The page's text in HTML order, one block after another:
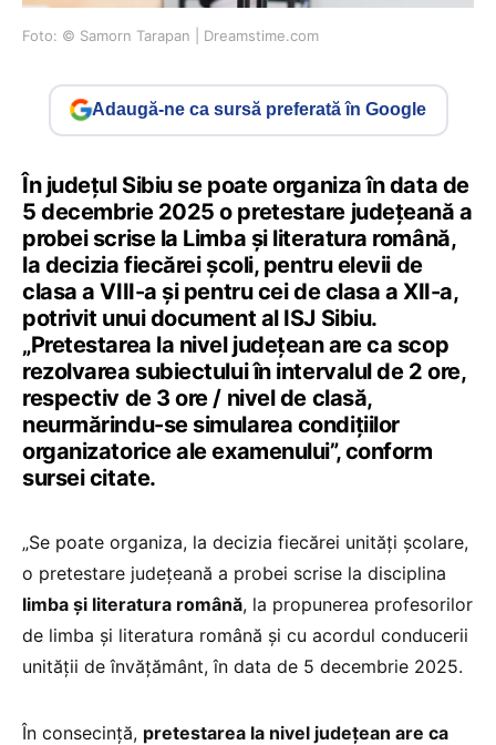
Foto: © Samorn Tarapan | Dreamstime.com
Adaugă-ne ca sursă preferată în Google
În județul Sibiu se poate organiza în data de
5 decembrie 2025 o pretestare județeană a
probei scrise la Limba și literatura română,
la decizia fiecărei școli, pentru elevii de
clasa a VIII-a și pentru cei de clasa a XII-a,
potrivit unui document al ISJ Sibiu.
„Pretestarea la nivel judeţean are ca scop
rezolvarea subiectului în intervalul de 2 ore,
respectiv de 3 ore / nivel de clasă,
neurmărindu-se simularea condițiilor
organizatorice ale examenului”, conform
sursei citate.
„Se poate organiza, la decizia fiecărei unități școlare,
o pretestare județeană a probei scrise la disciplina
limba şi literatura română, la propunerea profesorilor
de limba și literatura română și cu acordul conducerii
unității de învățământ, în data de 5 decembrie 2025.
În consecință, pretestarea la nivel judeţean are ca